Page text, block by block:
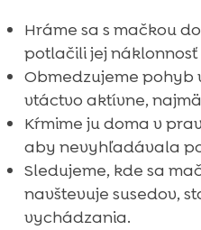
Hráme sa s mačkou
potlačili jej náklonnosť
Obmedzujeme pohyb
vtáctvo aktívne,
Kŕmime ju doma v
aby nevyhľadávala
Sledujeme, kde sa
navštevuje susedov,
vychádzania.